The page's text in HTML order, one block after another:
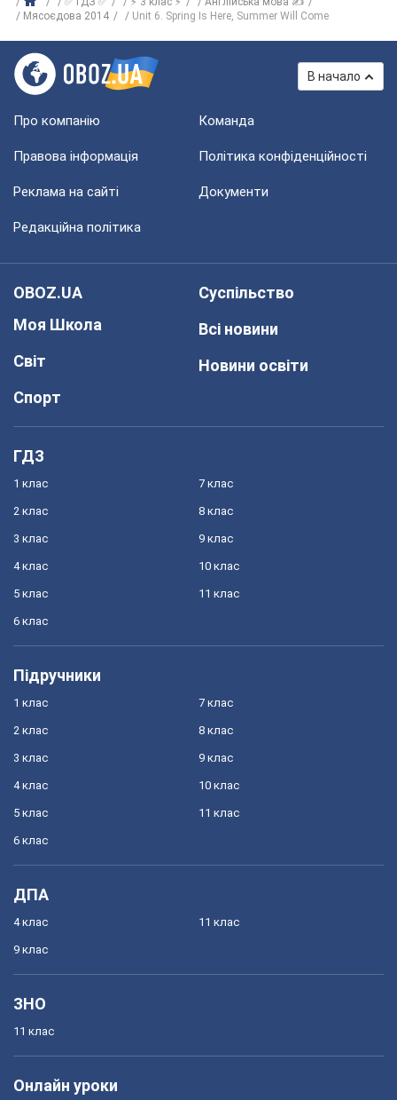
Мясоєдова 2014
Unit 6. Spring Is Here, Summer Will Come
В начало
Про компанію Команда
Правова інформація Політика конфіденційності
Реклама на сайті Документи
Редакційна політика
OBOZ.UA
Моя Школа
Світ
Спорт
Суспільство
Всі новини
Новини освіти
ГДЗ
1 клас
2 клас
3 клас
4 клас
5 клас
6 клас
7 клас
8 клас
9 клас
10 клас
11 клас
Підручники
1 клас
2 клас
3 клас
4 клас
5 клас
6 клас
7 клас
8 клас
9 клас
10 клас
11 клас
ДПА
4 клас
9 клас
11 клас
ЗНО
11 клас
Онлайн уроки